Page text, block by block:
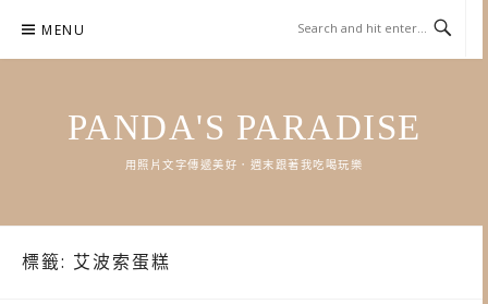
content
MENU
PANDA'S PARADISE
用照片文字傳遞美好．週末跟著我吃喝玩樂
標籤: 艾波索蛋糕